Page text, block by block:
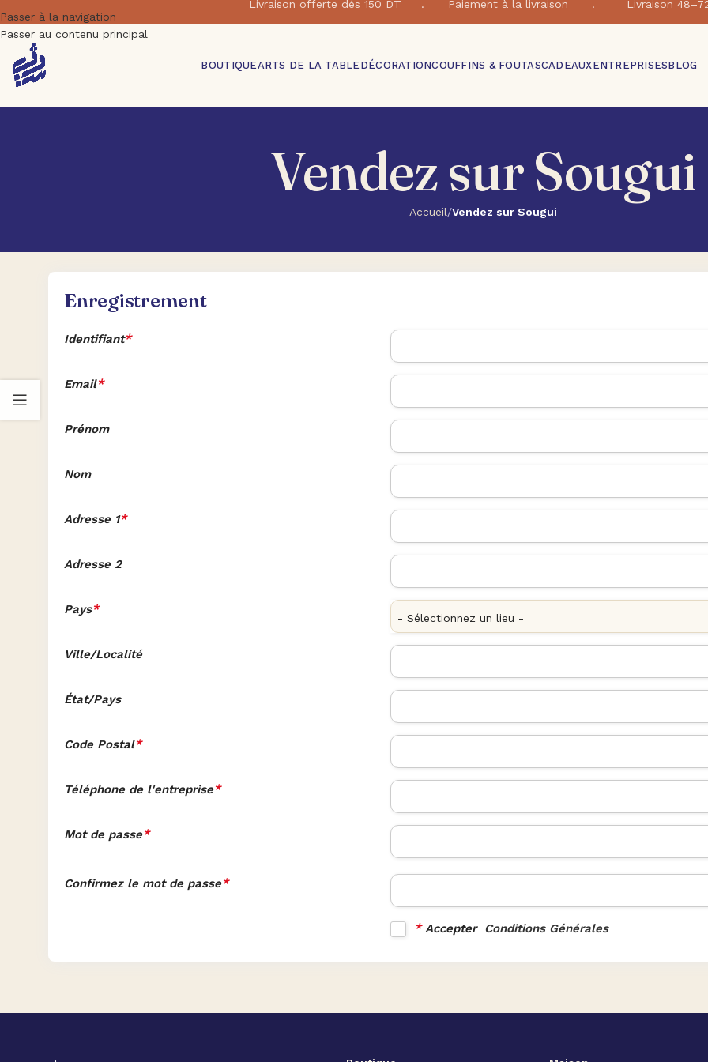
Passer à la navigation
Passer au contenu principal
Livraison offerte dés 150 DT . Paiement à la livraison . Livraison
BOUTIQUEARTS DE LA TABLE DÉCORATIONCOUFFINS & FOUTASCADEAUXENTREPRISESBLOG
Vendez sur Sougui
Accueil/Vendez sur Sougui
Enregistrement
Identifiant*
Email*
Prénom
Nom
Adresse 1*
Adresse 2
Pays*
- Sélectionnez un lieu -
Ville/Localité
État/Pays
Code Postal*
Téléphone de l'entreprise*
Mot de passe*
Confirmez le mot de passe*
*Accepter Conditions Générales